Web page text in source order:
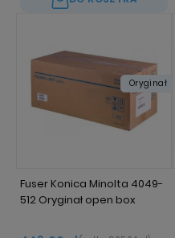
Fuser Konica Minolta 4049-
512 Oryginał open box
Oryginał